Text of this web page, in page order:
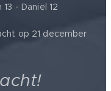
- Daniël 12
op 21 december